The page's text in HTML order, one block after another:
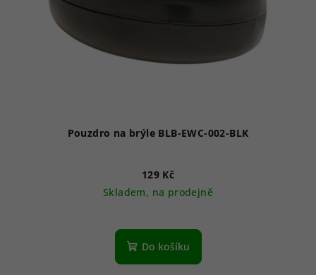
Pouzdro na brýle BLB-EWC-002-BLK
129 Kč
Skladem, na prodejně
Do košíku